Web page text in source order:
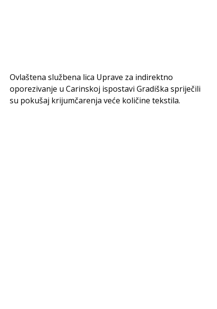
Ovlaštena službena lica Uprave za indirektno
oporezivanje u Carinskoj ispostavi Gradiška spriječili
su pokušaj krijumčarenja veće količine tekstila.